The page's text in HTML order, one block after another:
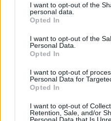
I want to opt-out of the
personal data.
Opted In
I want to opt-out of the
Personal Data.
Opted In
I want to opt-out of
Personal Data for
Opted In
I want to opt-out of
Retention, Sale, and/or
Personal Data that Is
"Κούρεμα" 40% των
χρεών της Club Hotel
Casino Loutraki
23/11/2017 - 02:00